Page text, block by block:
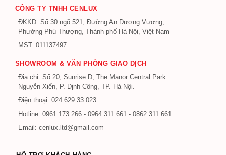
CÔNG TY TNHH CENLUX
ĐKKD: Số 30 ngõ 521, Đường An Dương Vương,
Phường Phú Thượng, Thành phố Hà Nội, Việt Nam
MST: 011137497
SHOWROOM & VĂN PHÒNG GIAO DỊCH
Địa chỉ: Số 20, Sunrise D, The Manor Central Park
Nguyễn Xiển, P. Định Công, TP. Hà Nội.
Điện thoại: 024 629 33 023
Hotline: 0961 173 266 - 0964 311 661 - 0862 311 661
Email: cenlux.ltd@gmail.com